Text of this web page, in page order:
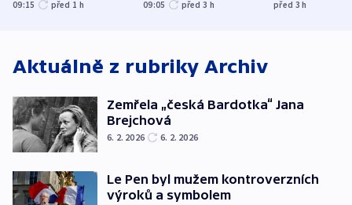
09:15 před 1 h 09:05 před 3 h před 3h
Aktuálně z rubriky Archiv
Zemřela „česká Bardotka“ Jana
Brejchová
6. 2. 2026 6. 2. 2026
Le Pen byl mužem kontroverzních
výroků a symbolem